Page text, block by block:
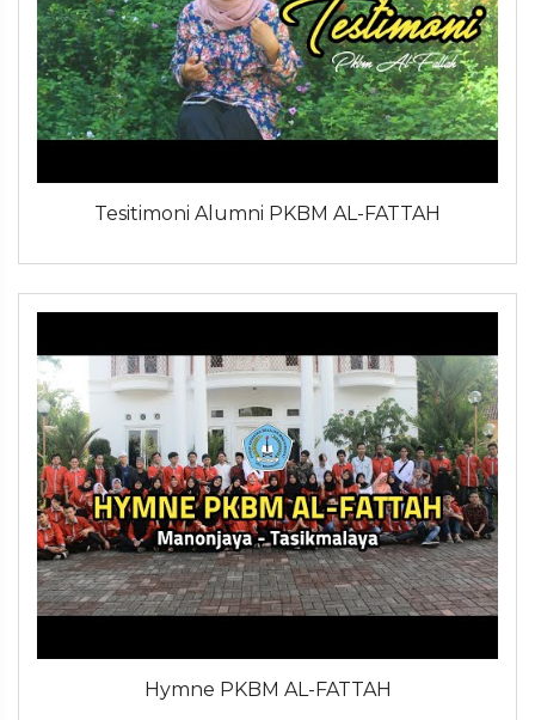
Tesitimoni Alumni PKBM AL-FATTAH
Hymne PKBM AL-FATTAH